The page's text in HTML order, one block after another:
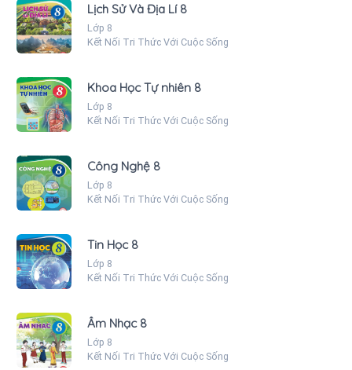
Lịch Sử Và Địa Lí 8
Lớp 8
Kết Nối Tri Thức Với Cuộc Sống
Khoa Học Tự nhiên 8
Lớp 8
Kết Nối Tri Thức Với Cuộc Sống
Công Nghệ 8
Lớp 8
Kết Nối Tri Thức Với Cuộc Sống
Tin Học 8
Lớp 8
Kết Nối Tri Thức Với Cuộc Sống
Âm Nhạc 8
Lớp 8
Kết Nối Tri Thức Với Cuộc Sống